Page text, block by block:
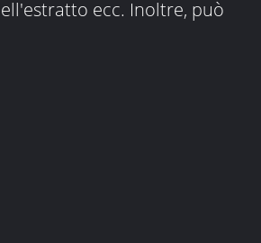
ecc. Inoltre, può